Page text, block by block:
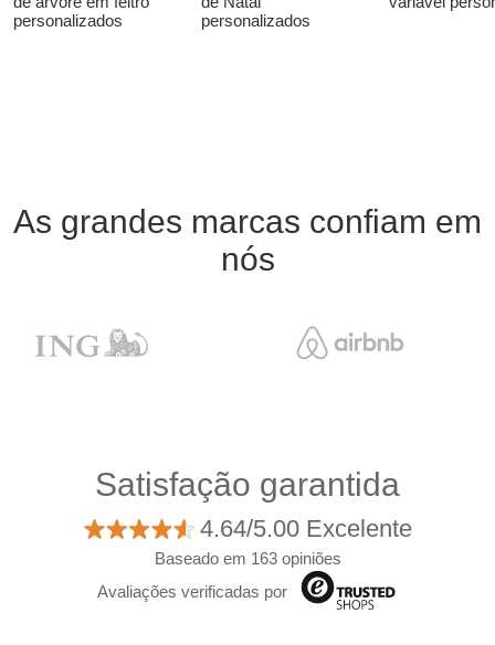
personalizados
personalizados
As grandes marcas confiam em
nós
Satisfação garantida
4.64/5.00 Excelente
Baseado em 163 opiniões
Avaliações verificadas por